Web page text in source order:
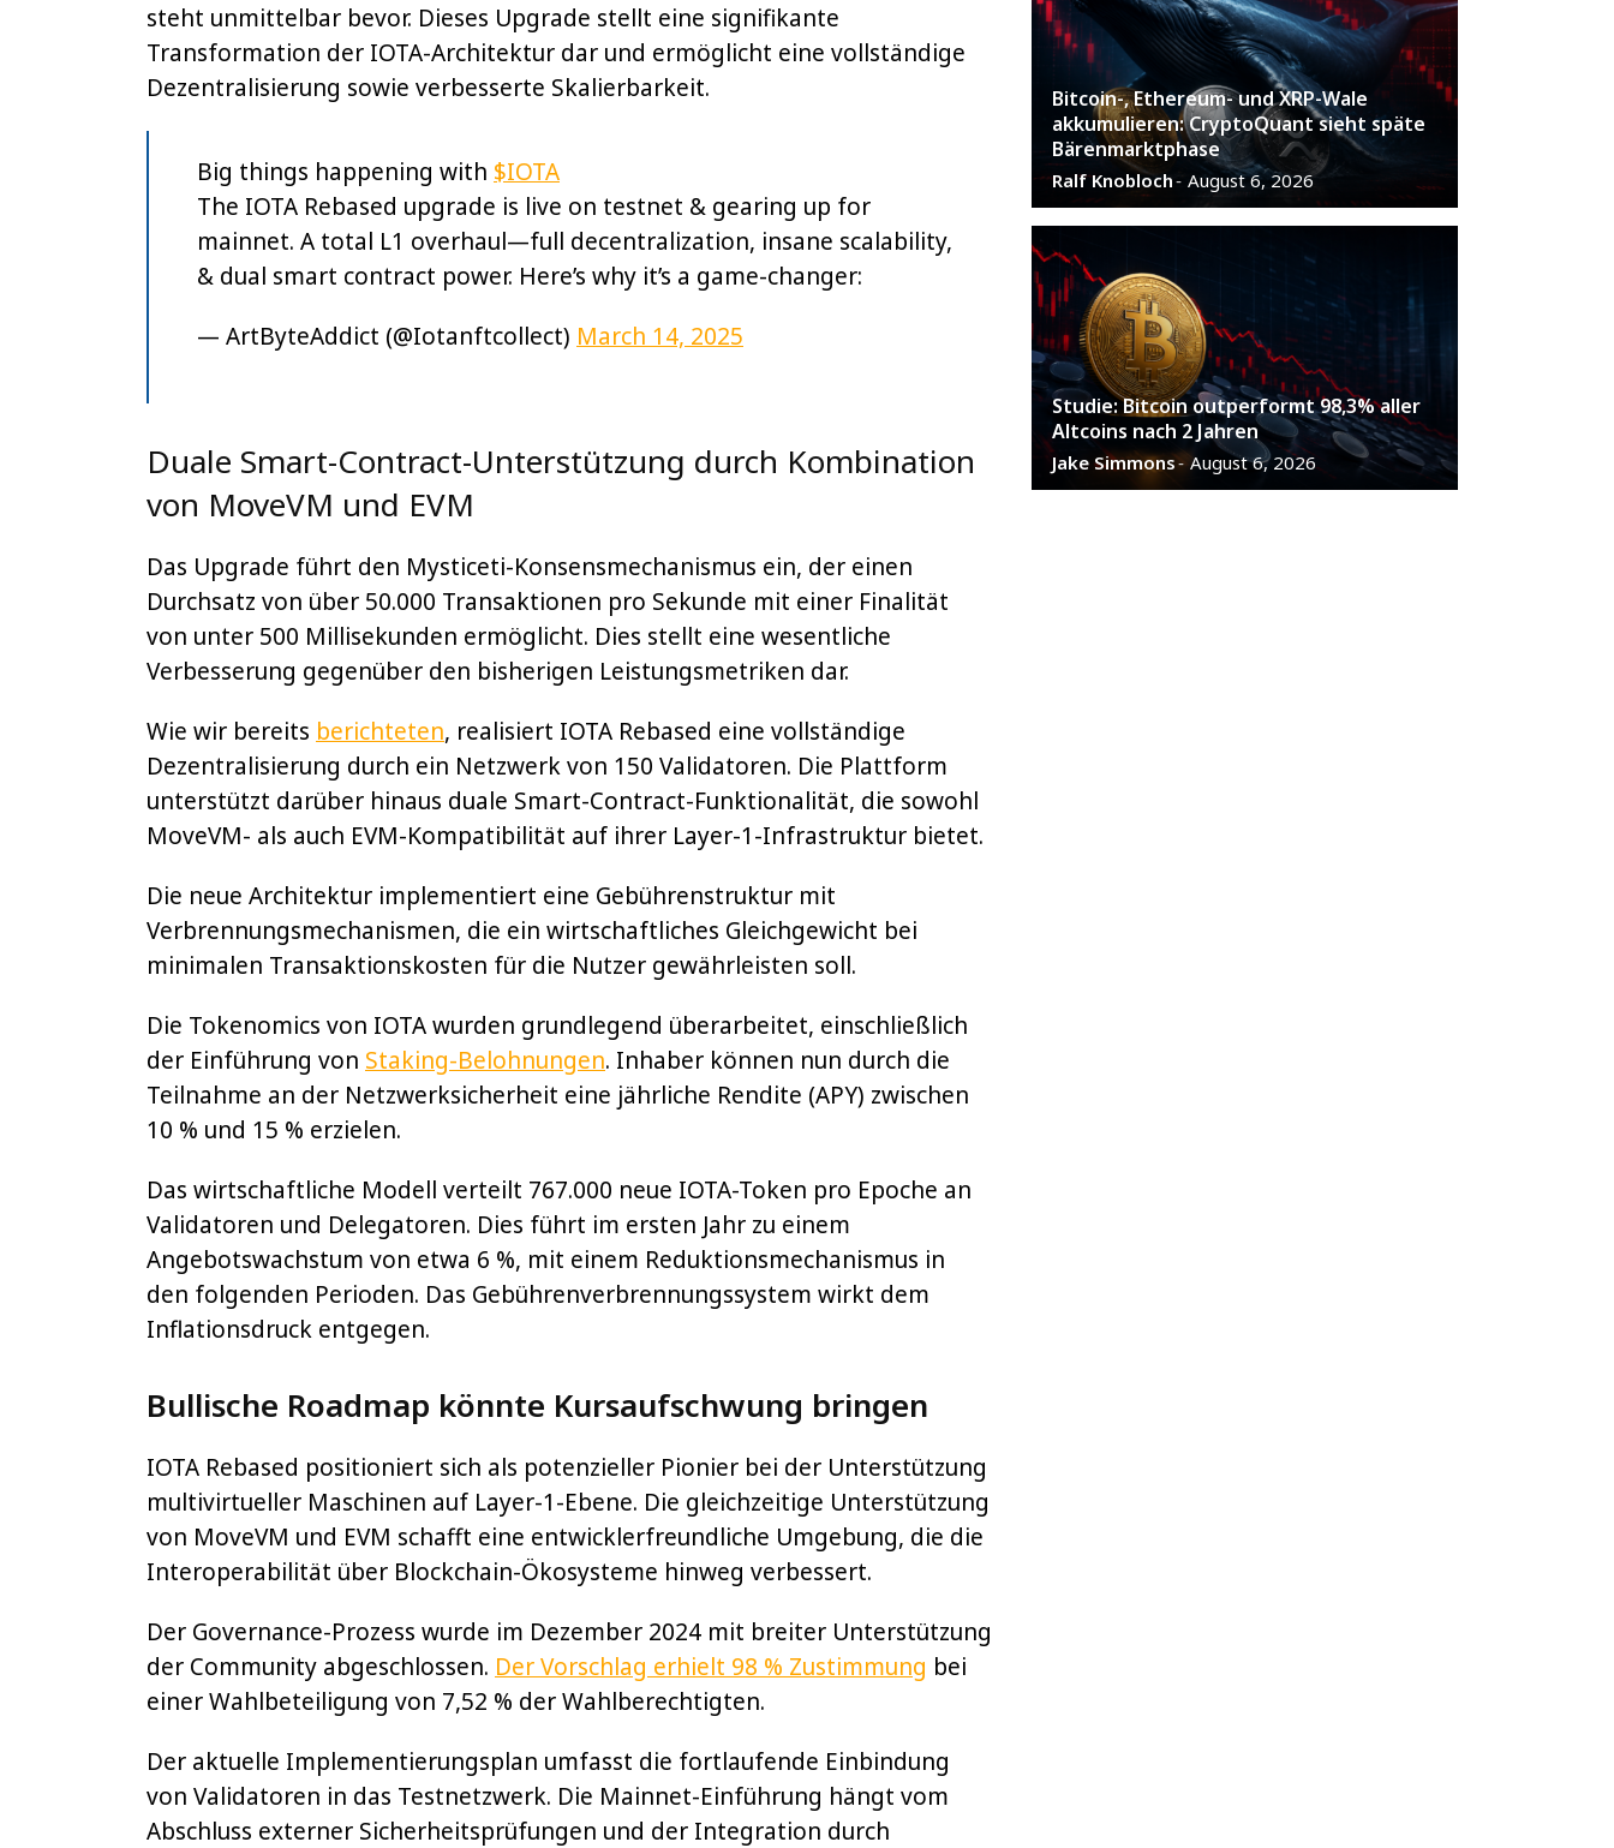
steht unmittelbar bevor. Dieses Upgrade stellt eine signifikante
Transformation der IOTA-Architektur dar und ermöglicht eine vollständige
Dezentralisierung sowie verbesserte Skalierbarkeit.
Big things happening with $IOTA
The IOTA Rebased upgrade is live on testnet & gearing up for
mainnet. A total L1 overhaul—full decentralization, insane scalability,
& dual smart contract power. Here’s why it’s a game-changer:
— ArtByteAddict (@Iotanftcollect) March 14, 2025
Duale Smart-Contract-Unterstützung durch Kombination
von MoveVM und EVM
Das Upgrade führt den Mysticeti-Konsensmechanismus ein, der einen
Durchsatz von über 50.000 Transaktionen pro Sekunde mit einer Finalität
von unter 500 Millisekunden ermöglicht. Dies stellt eine wesentliche
Verbesserung gegenüber den bisherigen Leistungsmetriken dar.
Wie wir bereits berichteten, realisiert IOTA Rebased eine vollständige
Dezentralisierung durch ein Netzwerk von 150 Validatoren. Die Plattform
unterstützt darüber hinaus duale Smart-Contract-Funktionalität, die sowohl
MoveVM- als auch EVM-Kompatibilität auf ihrer Layer-1-Infrastruktur bietet.
Die neue Architektur implementiert eine Gebührenstruktur mit
Verbrennungsmechanismen, die ein wirtschaftliches Gleichgewicht bei
minimalen Transaktionskosten für die Nutzer gewährleisten soll.
Die Tokenomics von IOTA wurden grundlegend überarbeitet, einschließlich
der Einführung von Staking-Belohnungen. Inhaber können nun durch die
Teilnahme an der Netzwerksicherheit eine jährliche Rendite (APY) zwischen
10 % und 15 % erzielen.
Das wirtschaftliche Modell verteilt 767.000 neue IOTA-Token pro Epoche an
Validatoren und Delegatoren. Dies führt im ersten Jahr zu einem
Angebotswachstum von etwa 6 %, mit einem Reduktionsmechanismus in
den folgenden Perioden. Das Gebührenverbrennungssystem wirkt dem
Inflationsdruck entgegen.
Bullische Roadmap könnte Kursaufschwung bringen
IOTA Rebased positioniert sich als potenzieller Pionier bei der Unterstützung
multivirtueller Maschinen auf Layer-1-Ebene. Die gleichzeitige Unterstützung
von MoveVM und EVM schafft eine entwicklerfreundliche Umgebung, die die
Interoperabilität über Blockchain-Ökosysteme hinweg verbessert.
Der Governance-Prozess wurde im Dezember 2024 mit breiter Unterstützung
der Community abgeschlossen. Der Vorschlag erhielt 98 % Zustimmung bei
einer Wahlbeteiligung von 7,52 % der Wahlberechtigten.
Der aktuelle Implementierungsplan umfasst die fortlaufende Einbindung
von Validatoren in das Testnetzwerk. Die Mainnet-Einführung hängt vom
Abschluss externer Sicherheitsprüfungen und der Integration durch
Bitcoin-, Ethereum- und XRP-Wale
akkumulieren: CryptoQuant sieht späte
Bärenmarktphase
Ralf Knobloch- August 6, 2026
Studie: Bitcoin outperformt 98,3% aller
Altcoins nach 2 Jahren
Jake Simmons- August 6, 2026